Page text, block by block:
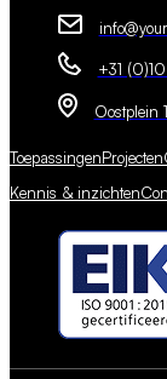
+31
Oostplein
ToepassingenProjecten
Kennis & inzichten